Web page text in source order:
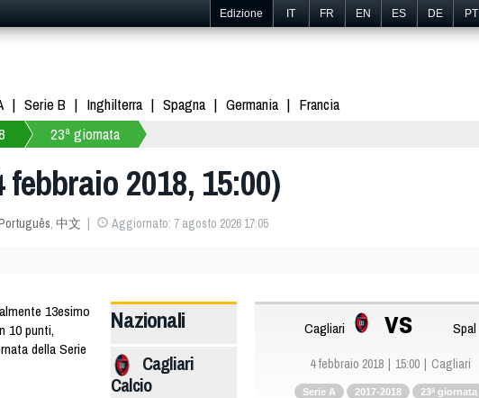
Edizione IT FR EN ES DE PT
Serie B Inghilterra Spagna Germania
Francia
23ª giornata
2018, 15:00)
, 中文 Aggiornato: 7 agosto 2026 17:05
13esimo
10 punti,
della Serie
Nazionali
Cagliari
Calcio
Cagliari vs Spal
4 febbraio 2018 15:00 Cagliari
Serie A 2017-2018 23ª giornata